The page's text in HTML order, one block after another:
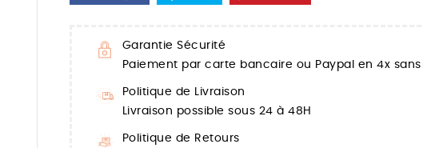
Garantie Sécurité
Paiement par carte bancaire ou Paypal en 4x sans
Politique de Livraison
Livraison possible sous 24 à 48H
Politique de Retours